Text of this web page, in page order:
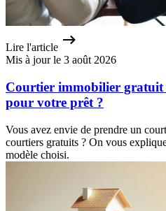
Lire l'article
Mis à jour le 3 août 2026
Courtier immobilier gratuit
pour votre prêt ?
Vous avez envie de prendre un
courtiers gratuits ? On vous
modèle choisi.